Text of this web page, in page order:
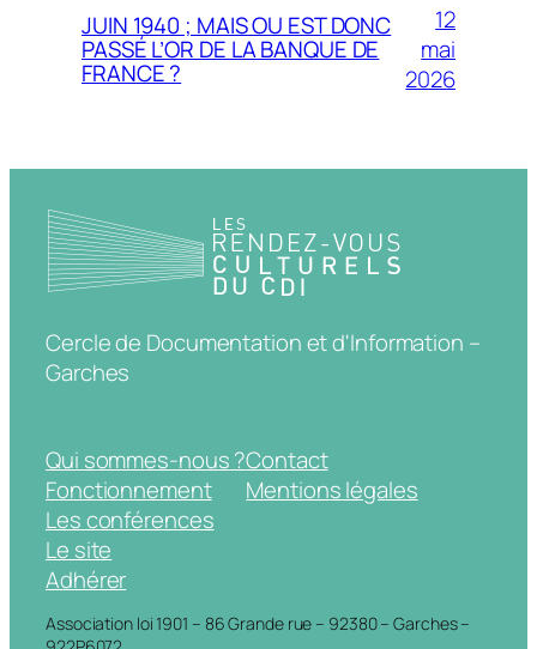
JUIN 1940 ; MAIS OU EST DONC
PASSÉ L’OR DE LA BANQUE DE
FRANCE ?
12
mai
2026
Cercle de Documentation et d'Information –
Garches
Qui sommes-nous ?
Fonctionnement
Les conférences
Le site
Adhérer
Contact
Mentions légales
Association loi 1901 – 86 Grande rue – 92380 – Garches –